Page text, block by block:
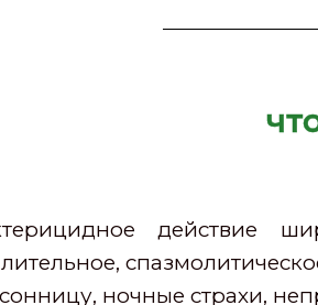
действие
ночные страхи,